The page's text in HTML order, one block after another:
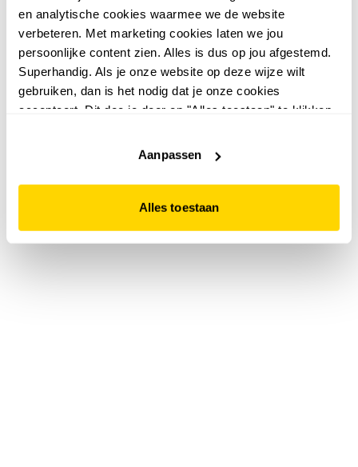
en analytische cookies waarmee we de website
verbeteren. Met marketing cookies laten we jou
persoonlijke content zien. Alles is dus op jou afgestemd.
Superhandig. Als je onze website op deze wijze wilt
gebruiken, dan is het nodig dat je onze cookies
accepteert. Dit doe je door op "Alles toestaan" te klikken.
website niet optimaal functioneert.
Aanpassen
Alles toestaan